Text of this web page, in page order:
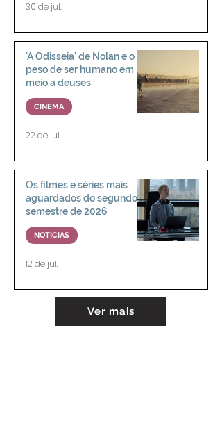
30 de jul.
'A Odisseia' de Nolan e o
peso de ser humano em
meio a deuses
CINEMA
22 de jul.
Os filmes e séries mais
aguardados do segundo
semestre de 2026
NOTÍCIAS
12 de jul.
Ver mais